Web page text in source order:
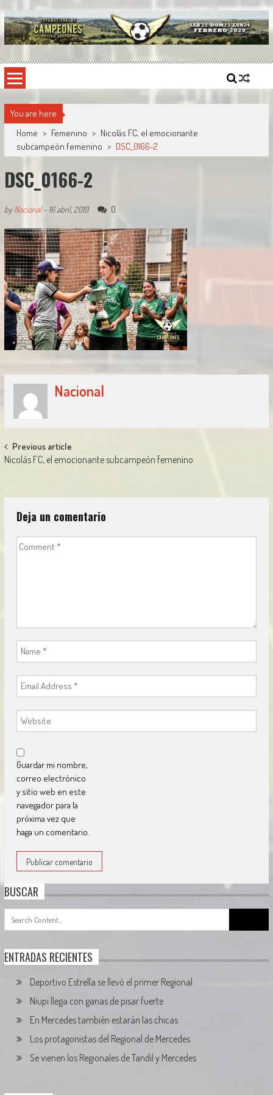
to
content
Copa Nacional de Campeones
You are here
Home > Femenino > Nicolás FC, el emocionante
subcampeón femenino > DSC_0166-2
DSC_0166-2
byNacional- 16 abril, 2019 0
Nacional
Post
navigation
Previous article
Nicolás FC, el emocionante subcampeón femenino
Deja un comentario
Guardar mi nombre,
correo electrónico
y sitio web en este
navegador para la
próxima vez que
haga un comentario.
BUSCAR
for:
ENTRADAS RECIENTES
Deportivo Estrella se llevó el primer Regional
Niupi llega con ganas de pisar fuerte
En Mercedes también estarán las chicas
Los protagonistas del Regional de Mercedes
Se vienen los Regionales de Tandil y Mercedes